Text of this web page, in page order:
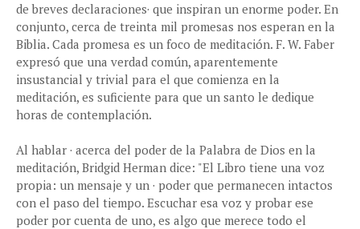
de breves declaraciones· que inspiran un enorme poder. En
conjunto, cerca de treinta mil promesas nos esperan en la
Biblia. Cada promesa es un foco de meditación. F. W. Faber
expresó que una verdad común, aparentemente
insustancial y trivial para el que comienza en la
meditación, es suficiente para que un santo le dedique
horas de contemplación.
Al hablar · acerca del poder de la Palabra de Dios en la
meditación, Bridgid Herman dice: "El Libro tiene una voz
propia: un mensaje y un · poder que permanecen intactos
con el paso del tiempo. Escuchar esa voz y probar ese
poder por cuenta de uno, es algo que merece todo el